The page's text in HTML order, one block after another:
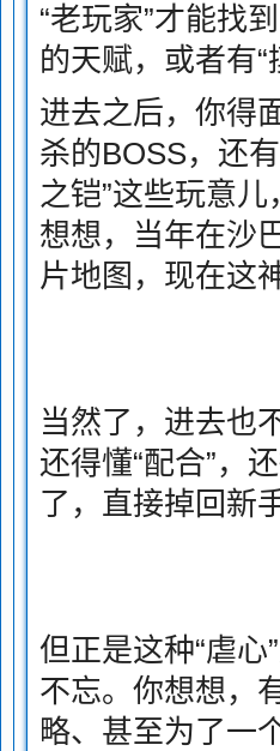
“老玩家”才能找
的天赋，或者有“
进去之后，你得
杀的BOSS，还
之铠”这些玩意
想想，当年在沙
片地图，现在这
当然了，进去也
还得懂“配合”，
了，直接掉回新
但正是这种“虐心
不忘。你想想，
略、甚至为了一